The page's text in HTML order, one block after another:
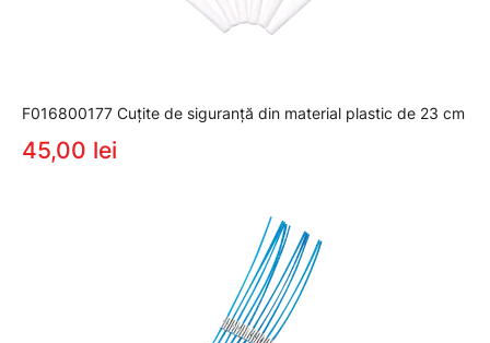
F016800177 Cuţite de siguranţă din material plastic de 23 cm
45,00 lei